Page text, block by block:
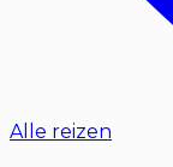
Alle reizen